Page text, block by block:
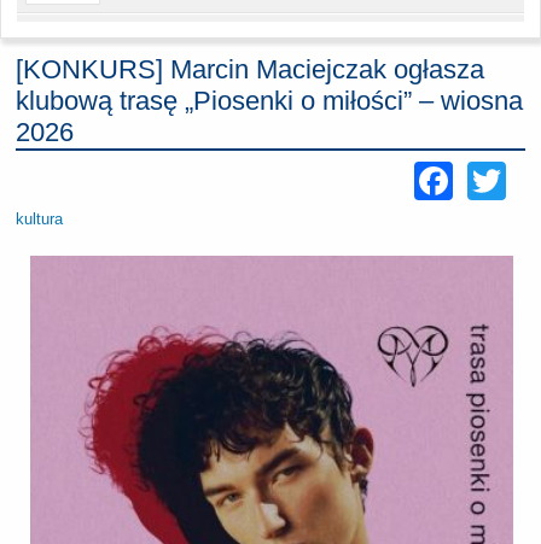
[KONKURS] Marcin Maciejczak ogłasza
klubową trasę „Piosenki o miłości” – wiosna
2026
kultura